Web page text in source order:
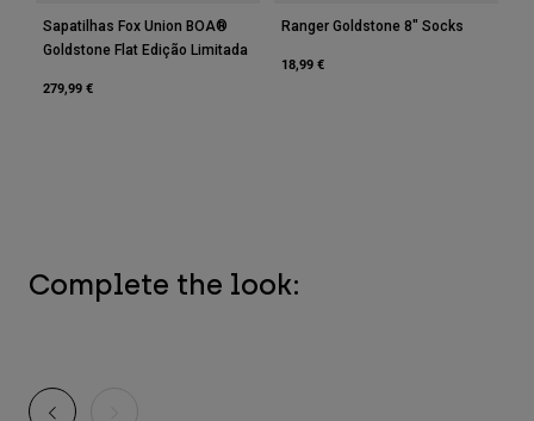
Sapatilhas Fox Union BOA®
Goldstone Flat Edição Limitada
279,99 €
Ranger Goldstone 8" Socks
18,99 €
Complete the look: